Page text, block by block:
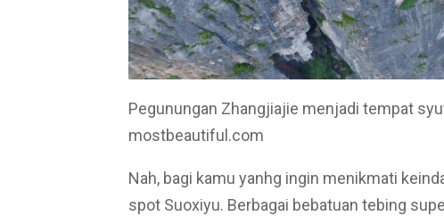
Pegunungan Zhangjiajie menjadi tempat
mostbeautiful.com
Nah, bagi kamu yanhg ingin menikmati
spot Suoxiyu. Berbagai bebatuan tebing